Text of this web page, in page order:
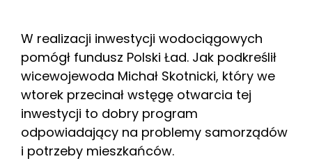
W realizacji inwestycji wodociągowych
pomógł fundusz Polski Ład. Jak podkreślił
wicewojewoda Michał Skotnicki, który we
wtorek przecinał wstęgę otwarcia tej
inwestycji to dobry program
odpowiadający na problemy samorządów
i potrzeby mieszkańców.